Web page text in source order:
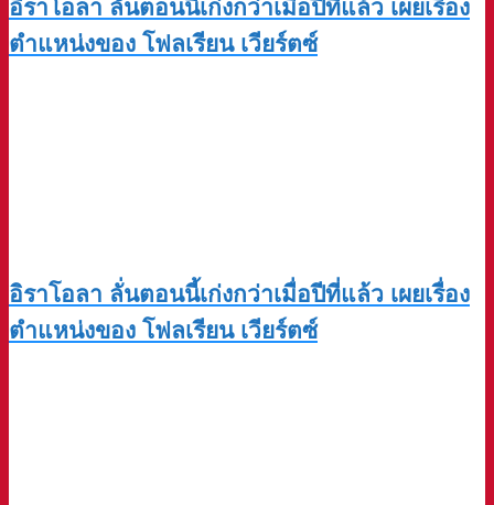
อิราโอลา ลั่นตอนนี้เก่งกว่าเมื่อปีที่แล้ว เผยเรื่อง
ตำแหน่งของ โฟลเรียน เวียร์ตซ์
อิราโอลา ลั่นตอนนี้เก่งกว่าเมื่อปีที่แล้ว เผยเรื่อง
ตำแหน่งของ โฟลเรียน เวียร์ตซ์